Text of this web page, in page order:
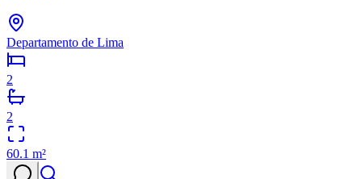
Departamento de Lima
2
2
60.1 m²